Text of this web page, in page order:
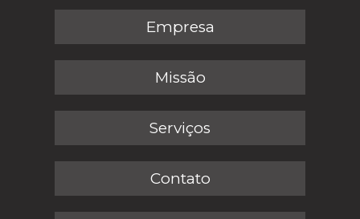
Empresa
Missão
Serviços
Contato